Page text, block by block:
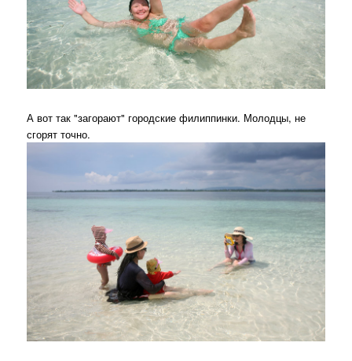
А вот так "загорают" городские филиппинки. Молодцы, не
сгорят точно.